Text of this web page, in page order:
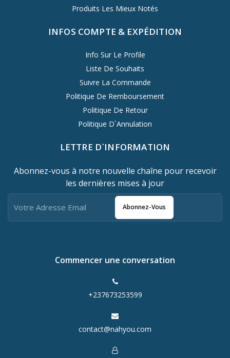
Produits Les Mieux Notés
INFOS COMPTE & EXPÉDITION
Info Sur Le Profile
Liste De Souhaits
Suivre La Commande
Politique De Remboursement
Politique De Retour
Politique D`Annulation
LETTRE D`INFORMATION
Abonnez-vous à notre nouvelle chaîne pour recevoir
les dernières mises à jour
Abonnez-Vous
Commencer une conversation
+237673253599
contact@nahyou.com